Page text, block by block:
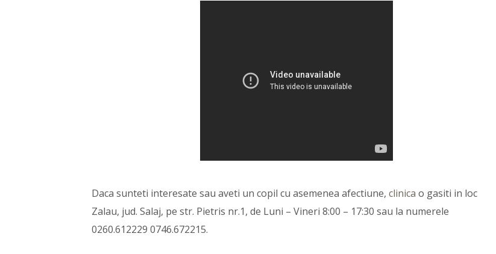
Daca sunteti interesate sau aveti un copil cu asemenea afectiune, clinica o gasiti in loc
Zalau, jud. Salaj, pe str. Pietris nr.1, de Luni – Vineri 8:00 – 17:30 sau la numerele
0260.612229 0746.672215.